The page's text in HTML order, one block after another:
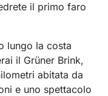
il primo faro
lungo la costa
il Grüner Brink,
abitata da
e uno spettacolo